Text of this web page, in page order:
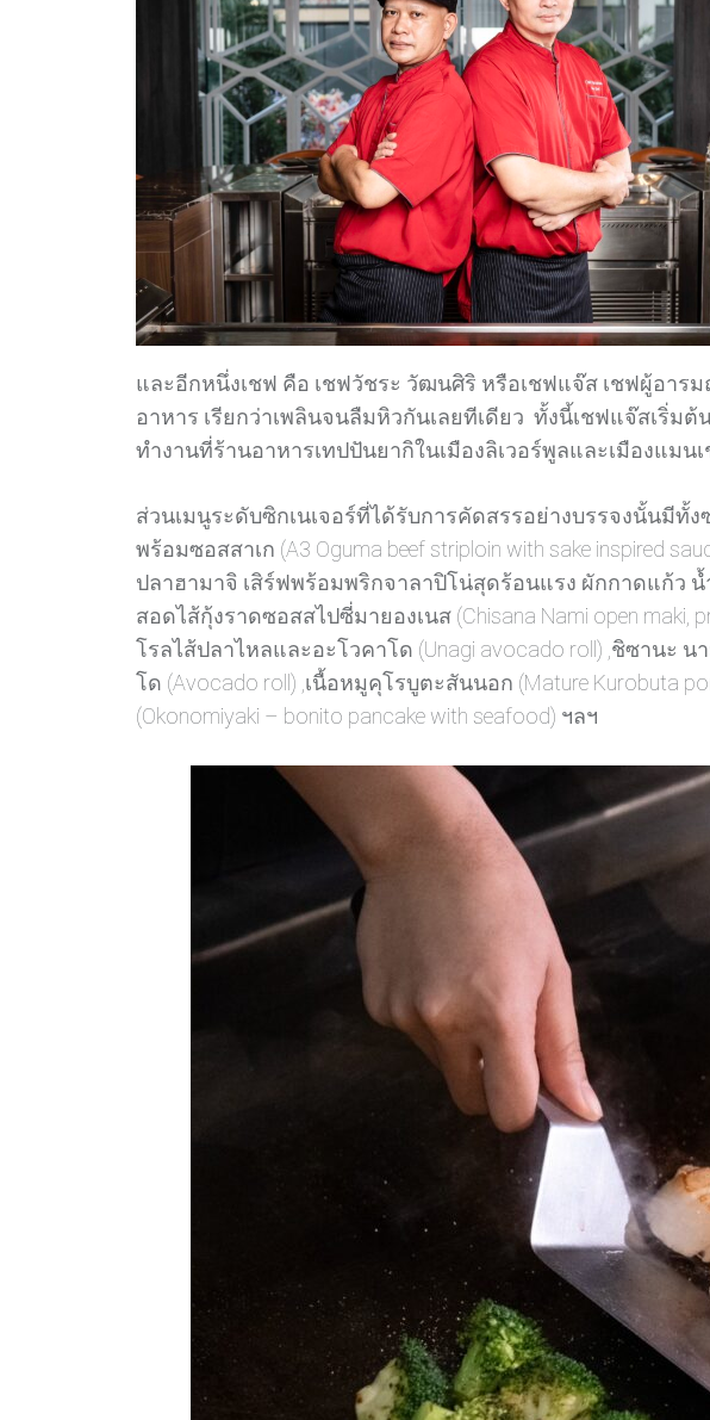
และอีกหนึ่งเชฟ คือ เชฟวัชระ วัฒนศิริ หรือเชฟแจ๊ส เชฟผู้อาร
อาหาร เรียกว่าเพลินจนลืมหิวกันเลยทีเดียว ทั้งนี้เชฟแจ๊สเริ่ม
ทำงานที่ร้านอาหารเทปปันยากิในเมืองลิเวอร์พูลและเมืองแมน
ส่วนเมนูระดับซิกเนเจอร์ที่ได้รับการคัดสรรอย่างบรรจงนั้นมีทั้ง
พร้อมซอสสาเก (A3 Oguma beef striploin with sake inspired
ปลาฮามาจิ เสิร์ฟพร้อมพริกจาลาปิโน่สุดร้อนแรง ผักกาดแก้ว น้ำ
สอดไส้กุ้งราดซอสสไปซี่มายองเนส (Chisana Nami open maki,
โรลไส้ปลาไหลและอะโวคาโด (Unagi avocado roll) ,ชิซานะ น
โด (Avocado roll) ,เนื้อหมูคุโรบูตะสันนอก (Mature Kurobuta
(Okonomiyaki – bonito pancake with seafood) ฯลฯ